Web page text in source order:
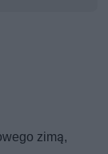
zimą,